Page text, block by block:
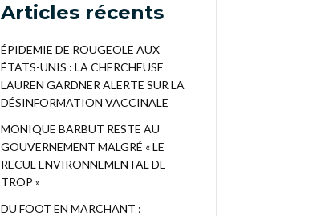
Articles récents
ÉPIDEMIE DE ROUGEOLE AUX
ÉTATS-UNIS : LA CHERCHEUSE
LAUREN GARDNER ALERTE SUR LA
DÉSINFORMATION VACCINALE
MONIQUE BARBUT RESTE AU
GOUVERNEMENT MALGRÉ « LE
RECUL ENVIRONNEMENTAL DE
TROP »
DU FOOT EN MARCHANT :